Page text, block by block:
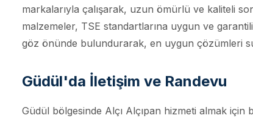
markalarıyla çalışarak, uzun ömürlü ve kaliteli
malzemeler, TSE standartlarına uygun ve
göz önünde bulundurarak, en uygun çözümleri
Güdül'da İletişim ve Randevu
Güdül bölgesinde Alçı Alçıpan hizmeti almak